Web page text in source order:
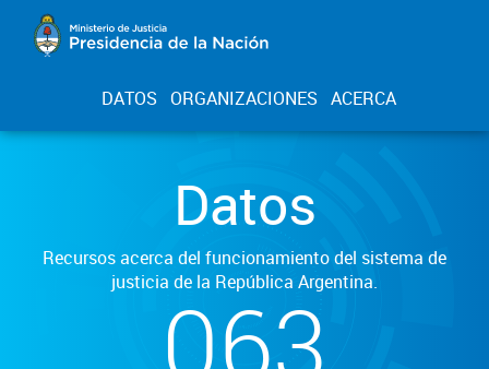
DATOS ORGANIZACIONES ACERCA
Datos
Recursos acerca del funcionamiento del sistema de
justicia de la República Argentina.